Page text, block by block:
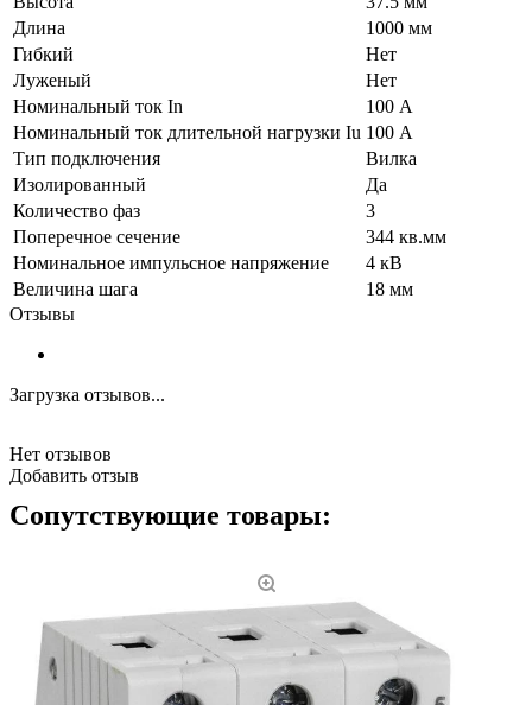
Длина
1000 мм
Гибкий
Нет
Луженый
Нет
Номинальный ток In
100 А
Номинальный ток длительной нагрузки Iu 100 А
Тип подключения
Вилка
Изолированный
Да
Количество фаз
3
Поперечное сечение
344 кв.мм
Номинальное импульсное напряжение
4 кВ
Величина шага
18 мм
Отзывы
Загрузка отзывов...
Нет отзывов
Добавить отзыв
Сопутствующие товары: